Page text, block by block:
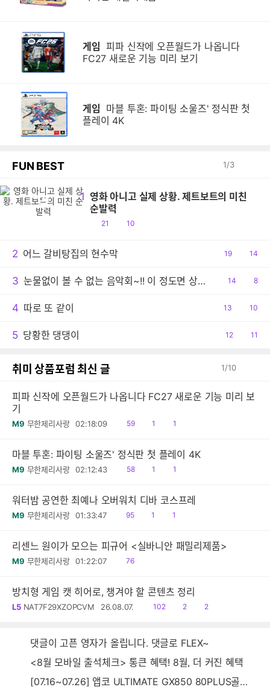
게임 피파 신작에 오픈월드가 나옵니다
FC27 새로운 기능 미리 보기
게임
플레이 4K
FUN BEST 1/3
1 영화 아니고 실제 상황. 제트보트의 미친
순발력
공
21
댓
10
영
2 어느 갈비탕집의 현수막
공
19
댓
14
3 눈물없이 볼 수 없는 음악회~!! 이 정도면 상줘야..ㅠ
공
14
댓
8
4 따로 또 같이
공
13
댓
10
5 당황한 댕댕이
공
12
댓
11
취미 상품포럼 최신 글 1/10
피파 신작에 오픈월드가 나옵니다 FC27 새로운 기능 미리 보
기
M9 무한제리사랑 02:18:09
읽
59
공1
댓1
마블 투혼: 파이팅 소울즈' 정식판 첫 플레이 4K
M9 무한제리사랑 02:12:43
읽
58
공1
댓1
워터밤 공연한 최예나 오버워치 디바 코스프레
M9 무한제리사랑 01:33:47
읽
95
공1
댓1
리센느 원이가 모으는 피규어 <실바니안 패밀리제품>
M9 무한제리사랑 01:22:07
읽
76
방치형 게임 캣 히어로, 챙겨야 할 콘텐츠 정리
L5 NAT7F29XZOPCVM 26.08.07.
읽
102
공
2
댓
2
댓글이 고픈 영자가 올립니다. 댓글로 FLEX~
<8월 모바일 출석체크> 통큰 혜택! 8월, 더 커진 혜택
[07.16~07.26] 앱코 ULTIMATE GX850 80PLUS골드 풀모듈러 ATX3.0 블랙